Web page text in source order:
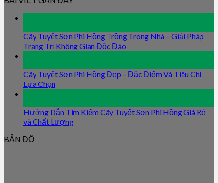
Cây Tuyết Sơn Phi Hồng Trồng Trong Nhà – Giải Pháp
Trang Trí Không Gian Độc Đáo
Cây Tuyết Sơn Phi Hồng Đẹp – Đặc Điểm Và Tiêu Chí
Lựa Chọn
Hướng Dẫn Tìm Kiếm Cây Tuyết Sơn Phi Hồng Giá Rẻ
và Chất Lượng
BẢN ĐỒ